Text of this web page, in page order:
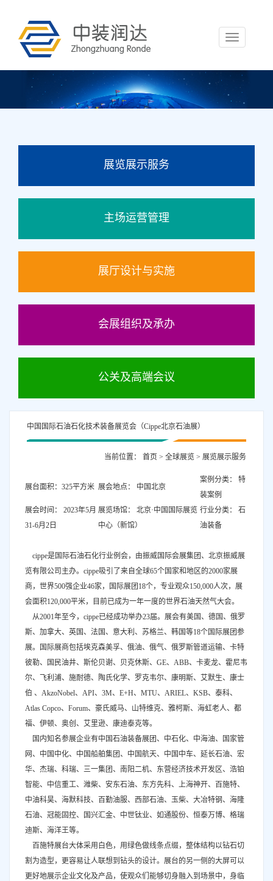
Toggle
展览展示服务
主场运营管理
展厅设计与实施
会展组织及承办
公关及高端会议
中国国际石油石化技术装备展览会（Cippe北京石油展）
当前位置： 首页 > 全球展览 > 展览展示服务
展台面积：325平方米 展会地点： 中国北京
案例分类： 特
装案例
展会时间： 2023年5月
31-6月2日
展览场馆： 北京·中国国际展览
中心（新馆）
行业分类： 石
油装备
cippe是国际石油石化行业例会，由振威国际会展集团、北京振威展
览有限公司主办。cippe吸引了来自全球65个国家和地区的2000家展
商，世界500强企业46家，国际展团18个，专业观众150,000人次，展
会面积120,000平米，目前已成为一年一度的世界石油天然气大会。
从2001年至今，cippe已经成功举办23届。展会有美国、德国、俄罗
斯、加拿大、英国、法国、意大利、苏格兰、韩国等18个国际展团参
展。国际展商包括埃克森美孚、俄油、俄气、俄罗斯管道运输、卡特
彼勒、国民油井、斯伦贝谢、贝克休斯、GE、ABB、卡麦龙、霍尼韦
尔、飞利浦、施耐德、陶氏化学、罗克韦尔、康明斯、艾默生、康士
伯 、AkzoNobel、API、3M、E+H、MTU、ARIEL、KSB、泰科、
Atlas Copco、Forum、豪氏威马、山特维克、雅柯斯、海虹老人、都
福、伊顿、奥创、艾里逊、康迪泰克等。
国内知名参展企业有中国石油装备展团、中石化、中海油、国家管
网、中国中化、中国船舶集团、中国航天、中国中车、延长石油、宏
华、杰瑞、科瑞、三一集团、南阳二机、东营经济技术开发区、浩铂
智能、中信重工、潍柴、安东石油、东方先科、上海神开、百施特、
中油科昊、海默科技、百勤油服、西部石油、玉柴、大冶特钢、海隆
石油、冠能固控、国兴汇金、中世钛业、如通股份、恒泰万博、格瑞
迪斯、海洋王等。
百施特展台大体采用白色，用绿色做线条点缀，整体结构以钻石切
割为造型，更容易让人联想到钻头的设计。展台的另一侧的大屏可以
更好地展示企业文化及产品，使观众们能够切身融入到场景中，身临